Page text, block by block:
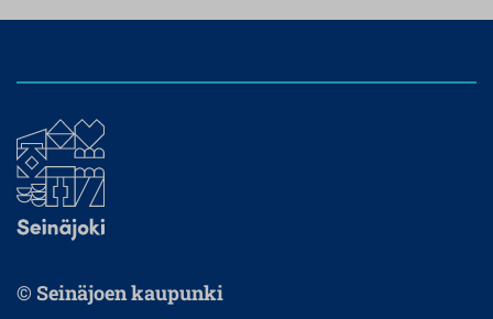
© Seinäjoen kaupunki